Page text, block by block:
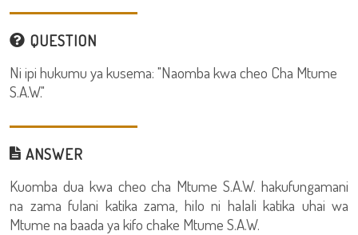
QUESTION
Ni ipi hukumu ya kusema: "Naomba kwa cheo Cha Mtume
S.A.W."
ANSWER
Kuomba dua kwa cheo cha Mtume S.A.W. hakufungamani
na zama fulani katika zama, hilo ni halali katika uhai wa
Mtume na baada ya kifo chake Mtume S.A.W.